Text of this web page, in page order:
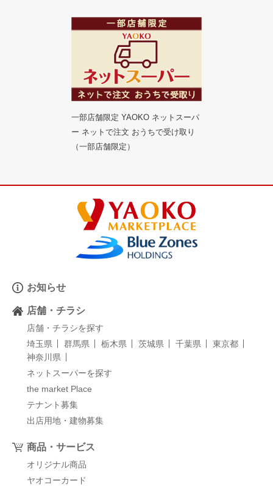
一部店舗限定 YAOKO ネットスーパ
ー ネットで注文 おうちで受け取り
（一部店舗限定）
お知らせ
店舗・チラシ
店舗・チラシを探す
埼玉県
群馬県 栃木県 茨城県 千葉県
東京都
神奈川県
ネットスーパーを探す
the market Place
テナント募集
出店用地・建物募集
商品・サービス
オリジナル商品
ヤオコーカード